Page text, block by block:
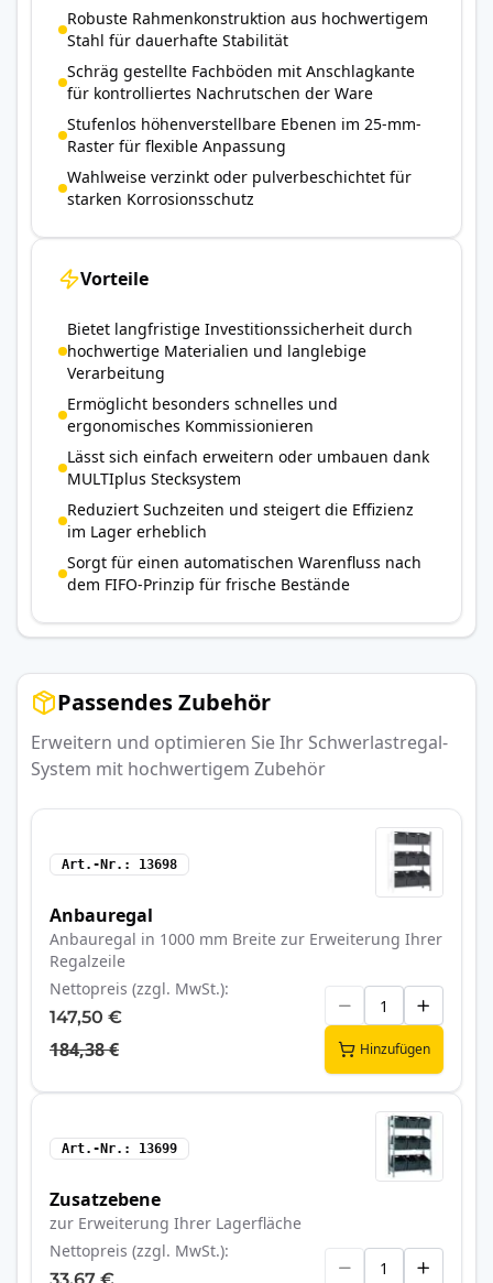
Robuste Rahmenkonstruktion aus hochwertigem
Stahl für dauerhafte Stabilität
Schräg gestellte Fachböden mit Anschlagkante
für kontrolliertes Nachrutschen der Ware
Stufenlos höhenverstellbare Ebenen im 25-mm-
Raster für flexible Anpassung
Wahlweise verzinkt oder pulverbeschichtet für
starken Korrosionsschutz
Vorteile
Bietet langfristige Investitionssicherheit durch
hochwertige Materialien und langlebige
Verarbeitung
Ermöglicht besonders schnelles und
ergonomisches Kommissionieren
Lässt sich einfach erweitern oder umbauen dank
MULTIplus Stecksystem
Reduziert Suchzeiten und steigert die Effizienz
im Lager erheblich
Sorgt für einen automatischen Warenfluss nach
dem FIFO-Prinzip für frische Bestände
Passendes Zubehör
Erweitern und optimieren Sie Ihr Schwerlastregal-
System mit hochwertigem Zubehör
Art.-Nr. 13698
Anbauregal
Anbauregal in 1000 mm Breite zur Erweiterung Ihrer
Regalzeile
Nettopreis (zzgl. MwSt.)
147,50 €
184,38 € Hinzufügen
Art.-Nr. 13699
Zusatzebene
zur Erweiterung Ihrer Lagerfläche
Nettopreis (zzgl. MwSt.)